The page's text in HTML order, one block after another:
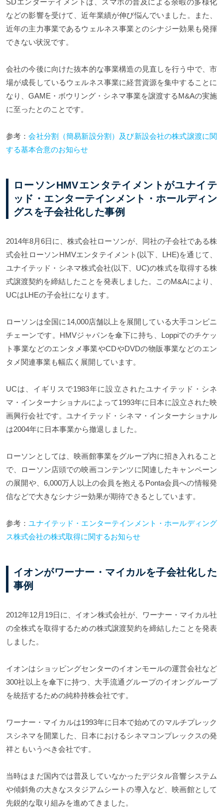
SDエンターテイメントは、スマホの普及による余暇の多様化
などの影響を受けて、近年業績が伸び悩んでいました。また、
近年の主力事業であるウェルネス事業とのシナジー効果も発揮
できない状況です。
会社の今後に向けた抜本的な事業構造の見直しを行う中で、市
場が成長しているウェルネス事業に経営資源を集中することに
なり、GAME・ボウリング・シネマ事業を譲渡するM&Aの実施
に至ったとのことです。
参考：会社分割（簡易新設分割）及び新設会社の株式譲渡に関
する基本合意のお知らせ
ローソンHMVエンタテイメントがユナイテ
ッド・エンターテインメント・ホールディン
グスを子会社化した事例
2014年8月6日に、株式会社ローソンが、同社の子会社である株
式会社ローソンHMVエンタテイメント(以下、LHE)を通じて、
ユナイテッド・シネマ株式会社(以下、UC)の株式を取得する株
式譲渡契約を締結したことを発表しました。このM&Aにより、
UCはLHEの子会社になります。
ローソンは全国に14,000店舗以上を展開している大手コンビニ
チェーンです。HMVジャパンを傘下に持ち、Loppiでのチケッ
ト事業などのエンタメ事業やCDやDVDの物販事業などのエン
タメ関連事業も幅広く展開しています。
UCは、イギリスで1983年に設立されたユナイテッド・シネ
マ・インターナショナルによって1993年に日本に設立された映
画興行会社です。ユナイテッド・シネマ・インターナショナル
は2004年に日本事業から撤退しました。
ローソンとしては、映画館事業をグループ内に招き入れること
で、ローソン店頭での映画コンテンツに関連したキャンペーン
の展開や、6,000万人以上の会員を抱えるPonta会員への情報発
信などで大きなシナジー効果が期待できるとしています。
参考：ユナイテッド・エンターテインメント・ホールディング
ス株式会社の株式取得に関するお知らせ
イオンがワーナー・マイカルを子会社化した
事例
2012年12月19日に、イオン株式会社が、ワーナー・マイカル社
の全株式を取得するための株式譲渡契約を締結したことを発表
しました。
イオンはショッピングセンターのイオンモールの運営会社など
300社以上を傘下に持つ、大手流通グループのイオングループ
を統括するための純粋持株会社です。
ワーナー・マイカルは1993年に日本で始めてのマルチプレック
スシネマを開業した、日本におけるシネマコンプレックスの発
祥ともいうべき会社です。
当時はまだ国内では普及していなかったデジタル音響システム
や傾斜角の大きなスタジアムシートの導入など、映画館として
先鋭的な取り組みを進めてきました。